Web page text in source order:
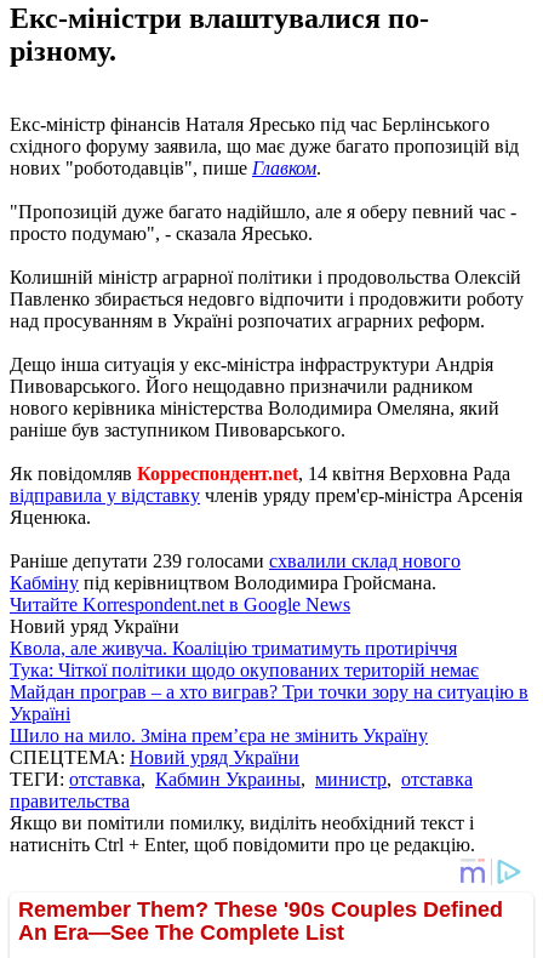
Екс-міністри влаштувалися по-
різному.
Екс-міністр фінансів Наталя Яресько під час Берлінського
східного форуму заявила, що має дуже багато пропозицій від
нових "роботодавців", пише Главком.
"Пропозицій дуже багато надійшло, але я оберу певний час -
просто подумаю", - сказала Яресько.
Колишній міністр аграрної політики і продовольства Олексій
Павленко збирається недовго відпочити і продовжити роботу
над просуванням в Україні розпочатих аграрних реформ.
Дещо інша ситуація у екс-міністра інфраструктури Андрія
Пивоварського. Його нещодавно призначили радником
нового керівника міністерства Володимира Омеляна, який
раніше був заступником Пивоварського.
Як повідомляв Корреспондент.net, 14 квітня Верховна Рада
відправила у відставку членів уряду прем'єр-міністра Арсенія
Яценюка.
Раніше депутати 239 голосами схвалили склад нового
Кабміну під керівництвом Володимира Гройсмана.
Читайте Korrespondent.net в Google News
Новий уряд України
Квола, але живуча. Коаліцію триматимуть протиріччя
Тука: Чіткої політики щодо окупованих територій немає
Майдан програв – а хто виграв? Три точки зору на ситуацію в
Україні
Шило на мило. Зміна прем’єра не змінить Україну
СПЕЦТЕМА: Новий уряд України
ТЕГИ: отставка, Кабмин Украины, министр, отставка
правительства
Якщо ви помітили помилку, виділіть необхідний текст і
натисніть Ctrl + Enter, щоб повідомити про це редакцію.